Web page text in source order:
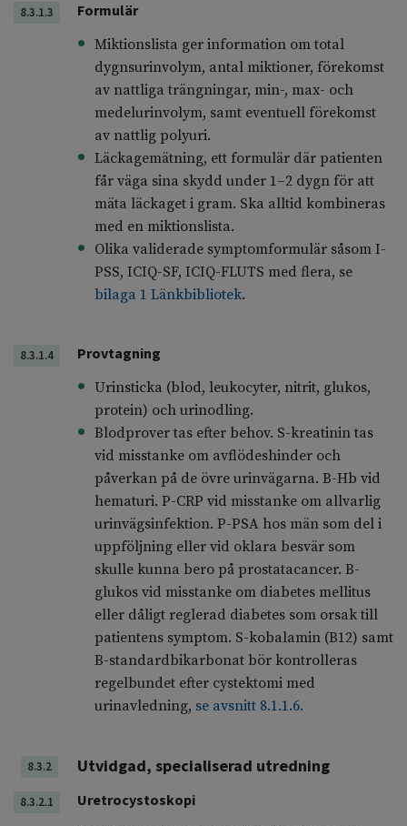
8.3.1.3
Formulär
Miktionslista ger information om total
dygnsurinvolym, antal miktioner, förekomst
av nattliga trängningar, min-, max- och
medelurinvolym, samt eventuell förekomst
av nattlig polyuri.
Läckagemätning, ett formulär där patienten
får väga sina skydd under 1–2 dygn för att
mäta läckaget i gram. Ska alltid kombineras
med en miktionslista.
Olika validerade symptomformulär såsom I-
PSS, ICIQ-SF, ICIQ-FLUTS med flera, se
bilaga 1 Länkbibliotek.
8.3.1.4
Provtagning
Urinsticka (blod, leukocyter, nitrit, glukos,
protein) och urinodling.
Blodprover tas efter behov. S-kreatinin tas
vid misstanke om avflödeshinder och
påverkan på de övre urinvägarna. B-Hb vid
hematuri. P-CRP vid misstanke om allvarlig
urinvägsinfektion. P-PSA hos män som del i
uppföljning eller vid oklara besvär som
skulle kunna bero på prostatacancer. B-
glukos vid misstanke om diabetes mellitus
eller dåligt reglerad diabetes som orsak till
patientens symptom. S-kobalamin (B12) samt
B-standardbikarbonat bör kontrolleras
regelbundet efter cystektomi med
urinavledning, se avsnitt 8.1.1.6.
8.3.2 Utvidgad, specialiserad utredning
8.3.2.1
Uretrocystoskopi